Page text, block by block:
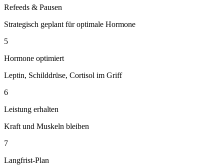
Refeeds & Pausen
Strategisch geplant für optimale Hormone
5
Hormone optimiert
Leptin, Schilddrüse, Cortisol im Griff
6
Leistung erhalten
Kraft und Muskeln bleiben
7
Langfrist-Plan